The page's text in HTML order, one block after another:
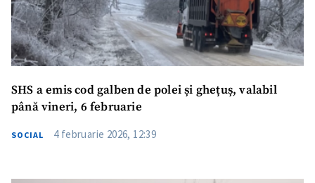
SHS a emis cod galben de polei și ghețuș, valabil
până vineri, 6 februarie
SOCIAL 4 februarie 2026, 12:39